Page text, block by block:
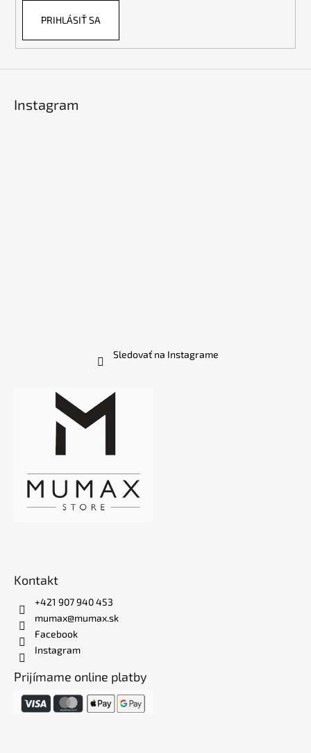
PRIHLÁSIŤ SA
Instagram
Sledovať na Instagrame
Kontakt
+421 907 940 453
mumax@mumax.sk
Facebook
Instagram
Prijímame online platby